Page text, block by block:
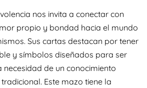
nos invita a conectar con
propio y bondad hacia el mundo
Sus cartas destacan por tener
y símbolos diseñados para ser
necesidad de un conocimiento
Este mazo tiene la